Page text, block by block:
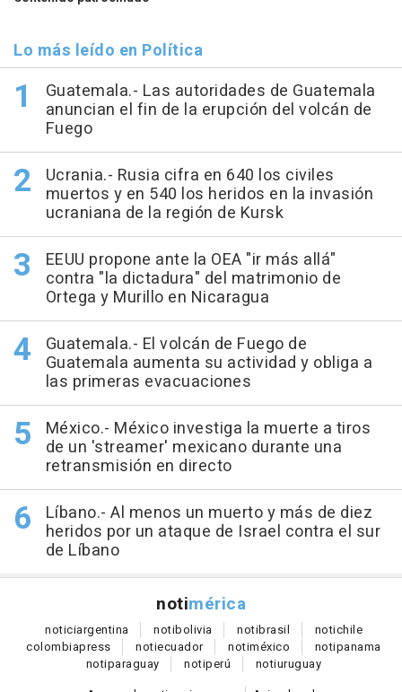
Lo más leído en Política
Guatemala.- Las autoridades de Guatemala
anuncian el fin de la erupción del volcán de
Fuego
Ucrania.- Rusia cifra en 640 los civiles
muertos y en 540 los heridos en la invasión
ucraniana de la región de Kursk
EEUU propone ante la OEA "ir más allá"
contra "la dictadura" del matrimonio de
Ortega y Murillo en Nicaragua
Guatemala.- El volcán de Fuego de
Guatemala aumenta su actividad y obliga a
las primeras evacuaciones
México.- México investiga la muerte a tiros
de un 'streamer' mexicano durante una
retransmisión en directo
Líbano.- Al menos un muerto y más de diez
heridos por un ataque de Israel contra el sur
de Líbano
notimérica
noticiargentina notibolivia notibrasil notichile
colombiapress notiecuador notiméxico notipanama
notiparaguay notiperú notiuruguay